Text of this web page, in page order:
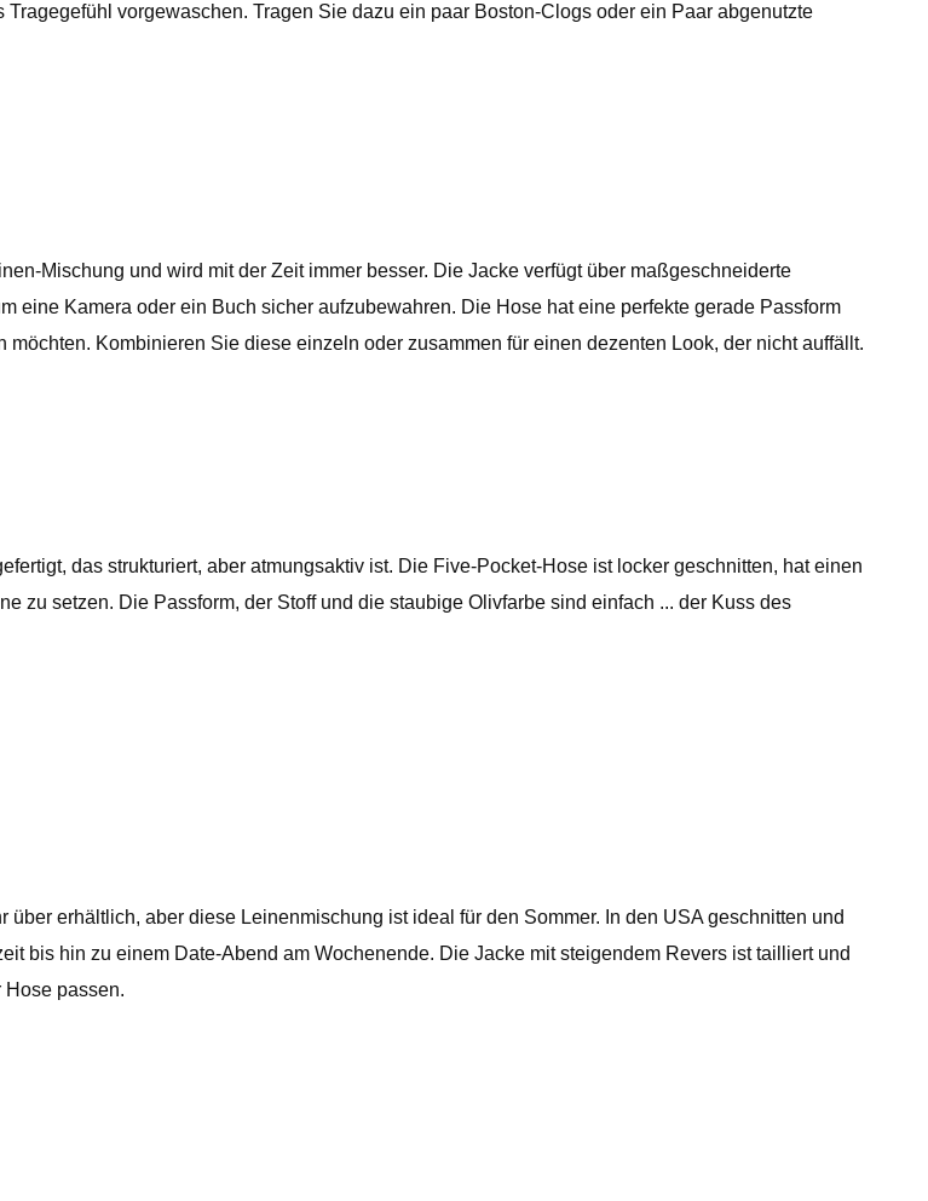
vorgewaschen. Tragen Sie dazu ein paar Boston-Clogs oder ein Paar abgenutzte
Mischung und wird mit der Zeit immer besser. Die Jacke verfügt über maßgeschneiderte
eine Kamera oder ein Buch sicher aufzubewahren. Die Hose hat eine perfekte gerade Passform
Kombinieren Sie diese einzeln oder zusammen für einen dezenten Look, der nicht auffällt.
das strukturiert, aber atmungsaktiv ist. Die Five-Pocket-Hose ist locker geschnitten, hat einen
zu setzen. Die Passform, der Stoff und die staubige Olivfarbe sind einfach ... der Kuss des
erhältlich, aber diese Leinenmischung ist ideal für den Sommer. In den USA geschnitten und
bis hin zu einem Date-Abend am Wochenende. Die Jacke mit steigendem Revers ist tailliert und
Hose passen.